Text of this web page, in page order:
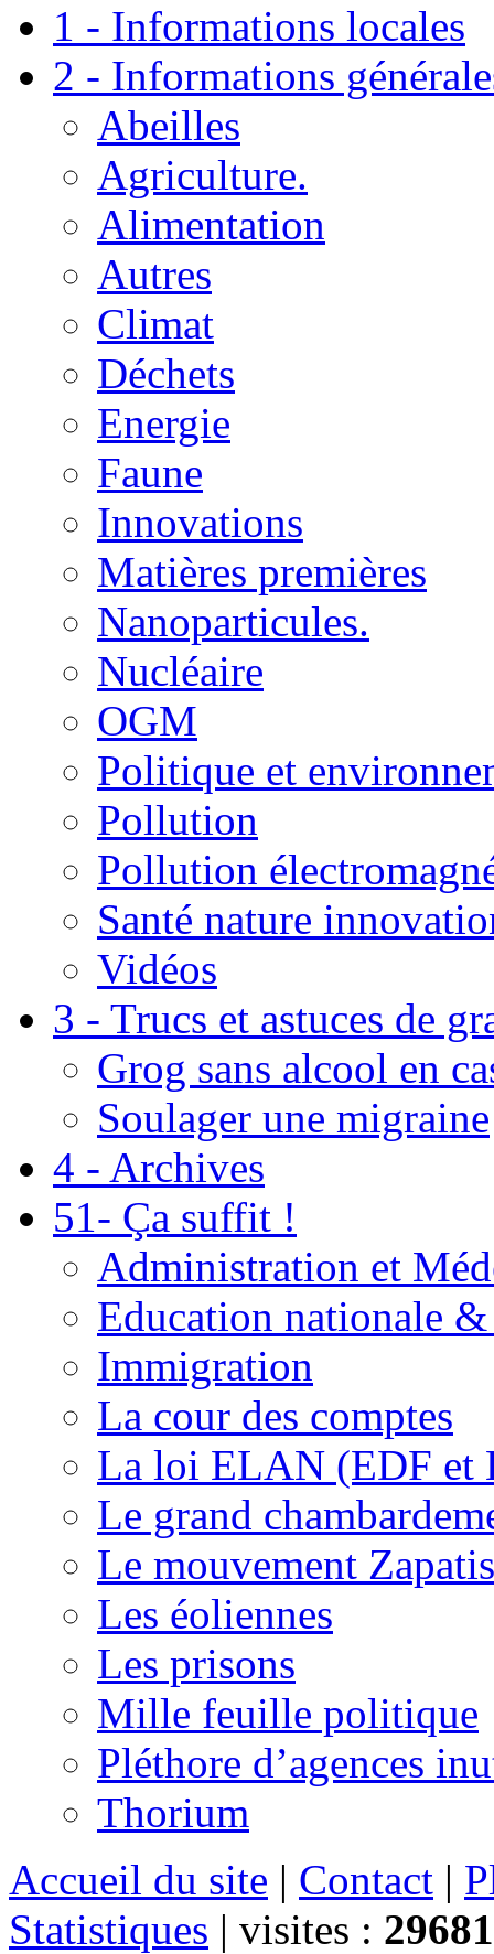
1 - Informations locales
2 - Informations
Abeilles
Agriculture.
Alimentation
Autres
Climat
Déchets
Energie
Faune
Innovations
Matières premières
Nanoparticules.
Nucléaire
OGM
Politique et
Pollution
Pollution
Santé nature
Vidéos
3 - Trucs et astuces de
Grog sans alcool en
Soulager une migraine
4 - Archives
51- Ça suffit !
Administration et
Education nationale
Immigration
La cour des comptes
La loi ELAN (EDF et
Le grand
Le mouvement
Les éoliennes
Les prisons
Mille feuille politique
Pléthore d’agences
Thorium
Accueil du site | Contact |
Statistiques | visites :